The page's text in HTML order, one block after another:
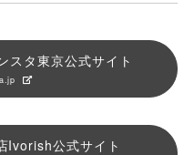
スタ東京公式サイト
Ivorish公式サイト